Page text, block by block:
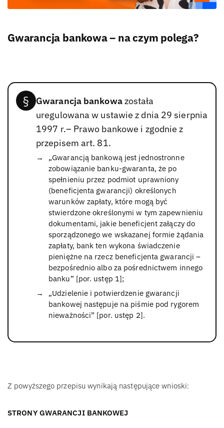
Gwarancja bankowa – na czym polega?
Gwarancja bankowazostała
uregulowana w ustawie z dnia 29 sierpnia
1997 r.– Prawo bankowe i zgodnie z
przepisem art. 81.
„Gwarancją bankową jest jednostronne
zobowiązanie banku-gwaranta, że po
spełnieniu przez podmiot uprawniony
(beneficjenta gwarancji) określonych
warunków zapłaty, które mogą być
stwierdzone określonymi w tym zapewnieniu
dokumentami, jakie beneficjent załączy do
sporządzonego we wskazanej formie żądania
zapłaty, bank ten wykona świadczenie
pieniężne na rzecz beneficjenta gwarancji –
bezpośrednio albo za pośrednictwem innego
banku” [por. ustęp 1];
„Udzielenie i potwierdzenie gwarancji
bankowej następuje na piśmie pod rygorem
nieważności” [por. ustęp 2].
Z powyższego przepisu wynikają następujące wnioski:
STRONY GWARANCJI BANKOWEJ